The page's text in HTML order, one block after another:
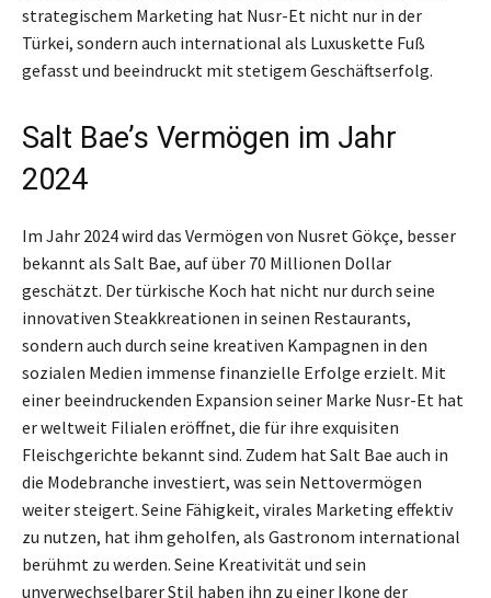
strategischem Marketing hat Nusr-Et nicht nur in der
Türkei, sondern auch international als Luxuskette Fuß
gefasst und beeindruckt mit stetigem Geschäftserfolg.
Salt Bae’s Vermögen im Jahr
2024
Im Jahr 2024 wird das Vermögen von Nusret Gökçe, besser
bekannt als Salt Bae, auf über 70 Millionen Dollar
geschätzt. Der türkische Koch hat nicht nur durch seine
innovativen Steakkreationen in seinen Restaurants,
sondern auch durch seine kreativen Kampagnen in den
sozialen Medien immense finanzielle Erfolge erzielt. Mit
einer beeindruckenden Expansion seiner Marke Nusr-Et hat
er weltweit Filialen eröffnet, die für ihre exquisiten
Fleischgerichte bekannt sind. Zudem hat Salt Bae auch in
die Modebranche investiert, was sein Nettovermögen
weiter steigert. Seine Fähigkeit, virales Marketing effektiv
zu nutzen, hat ihm geholfen, als Gastronom international
berühmt zu werden. Seine Kreativität und sein
unverwechselbarer Stil haben ihn zu einer Ikone der